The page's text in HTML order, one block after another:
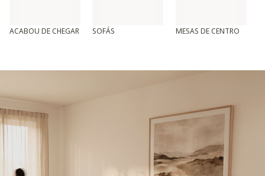
ACABOU DE CHEGAR SOFÁS MESAS DE CENTRO